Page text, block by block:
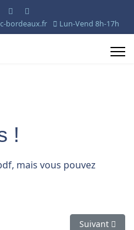
bordeaux.fr Lun-Vend 8h-17h
!
mais vous pouvez
2024 Article
Suivant